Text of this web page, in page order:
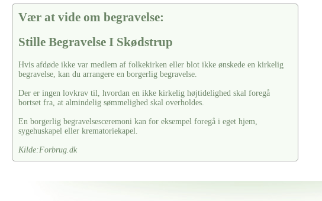
Vær at vide om begravelse:
Stille Begravelse I Skødstrup
Hvis afdøde ikke var medlem af folkekirken eller blot ikke ønskede en kirkelig
begravelse, kan du arrangere en borgerlig begravelse.
Der er ingen lovkrav til, hvordan en ikke kirkelig højtidelighed skal foregå
bortset fra, at almindelig sømmelighed skal overholdes.
En borgerlig begravelsesceremoni kan for eksempel foregå i eget hjem,
sygehuskapel eller krematoriekapel.
Kilde:Forbrug.dk